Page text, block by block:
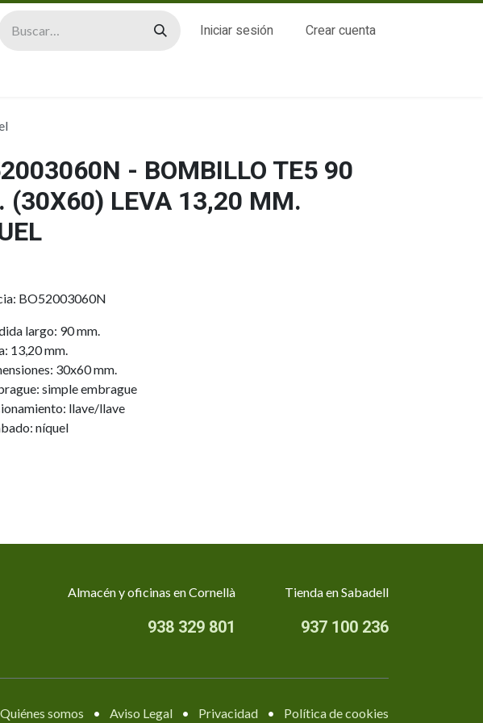
Iniciar sesión Crear cuenta
- BOMBILLO TE5 90
(30X60) LEVA 13,20 MM.
BO52003060N
largo: 90 mm.
13,20 mm.
30x60 mm.
simple embrague
llave/llave
níquel
Almacén y oficinas en Cornellà
938 329 801
Tienda en Sabadell
937 100 236
Quiénes somos • Aviso Legal • Privacidad • Política de cookies